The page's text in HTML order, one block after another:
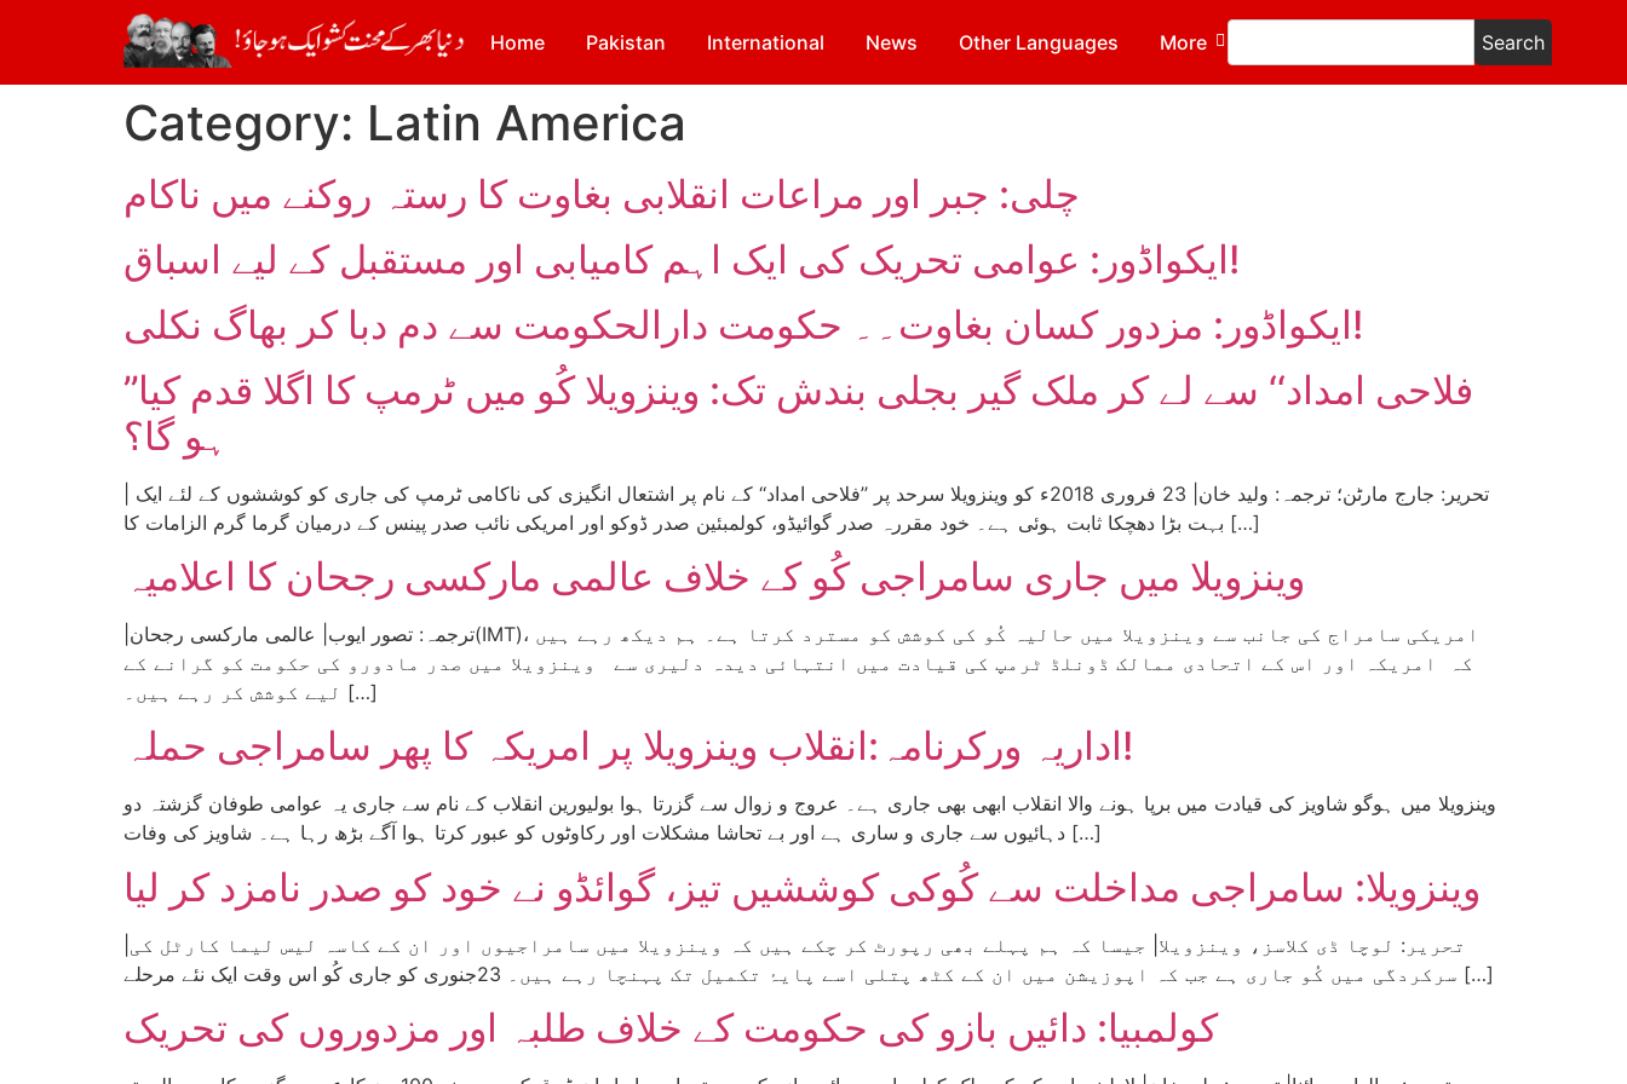
Home Pakistan International News Other Languages More Search
Category: Latin America
چلی: جبر اور مراعات انقلابی بغاوت کا رستہ روکنے میں ناکام
ایکواڈور: عوامی تحریک کی ایک اہم کامیابی اور مستقبل کے لیے اسباق!
ایکواڈور: مزدور کسان بغاوت۔۔ حکومت دارالحکومت سے دم دبا کر بھاگ نکلی!
’’فلاحی امداد‘‘ سے لے کر ملک گیر بجلی بندش تک: وینزویلا کُو میں ٹرمپ کا اگلا قدم کیا
ہو گا؟
بہت بڑا دھچکا ثابت ہوئی ہے۔ خود مقررہ صدر گوائیڈو، کولمبئین صدر ڈوکو اور امریکی نائب صدر پینس کے درمیان گرما گرم الزامات کا […]
وینزویلا میں جاری سامراجی کُو کے خلاف عالمی مارکسی رجحان کا اعلامیہ
کہ امریکہ اور اس کے اتحادی ممالک ڈونلڈ ٹرمپ کی قیادت میں انتہائی دیدہ دلیری سے وینزویلا میں صدر مادورو کی حکومت کو گرانے کے
لیے کوشش کر رہے ہیں۔ […]
اداریہ ورکرنامہ:انقلاب وینزویلا پر امریکہ کا پھر سامراجی حملہ!
وینزویلا میں ہوگو شاویز کی قیادت میں برپا ہونے والا انقلاب ابھی بھی جاری ہے۔ عروج و زوال سے گزرتا ہوا بولیورین انقلاب کے نام سے جاری یہ عوامی طوفان گزشتہ دو
دہائیوں سے جاری و ساری ہے اور بے تحاشا مشکلات اور رکاوٹوں کو عبور کرتا ہوا آگے بڑھ رہا ہے۔ شاویز کی وفات […]
وینزویلا: سامراجی مداخلت سے کُوکی کوششیں تیز، گوائڈو نے خود کو صدر نامزد کر لیا
سرکردگی میں کُو جاری ہے جب کہ اپوزیشن میں ان کے کٹھ پتلی اسے پایۂ تکمیل تک پہنچا رہے ہیں۔ 23جنوری کو جاری کُو اس وقت ایک نئے مرحلے […]
کولمبیا: دائیں بازو کی حکومت کے خلاف طلبہ اور مزدوروں کی تحریک